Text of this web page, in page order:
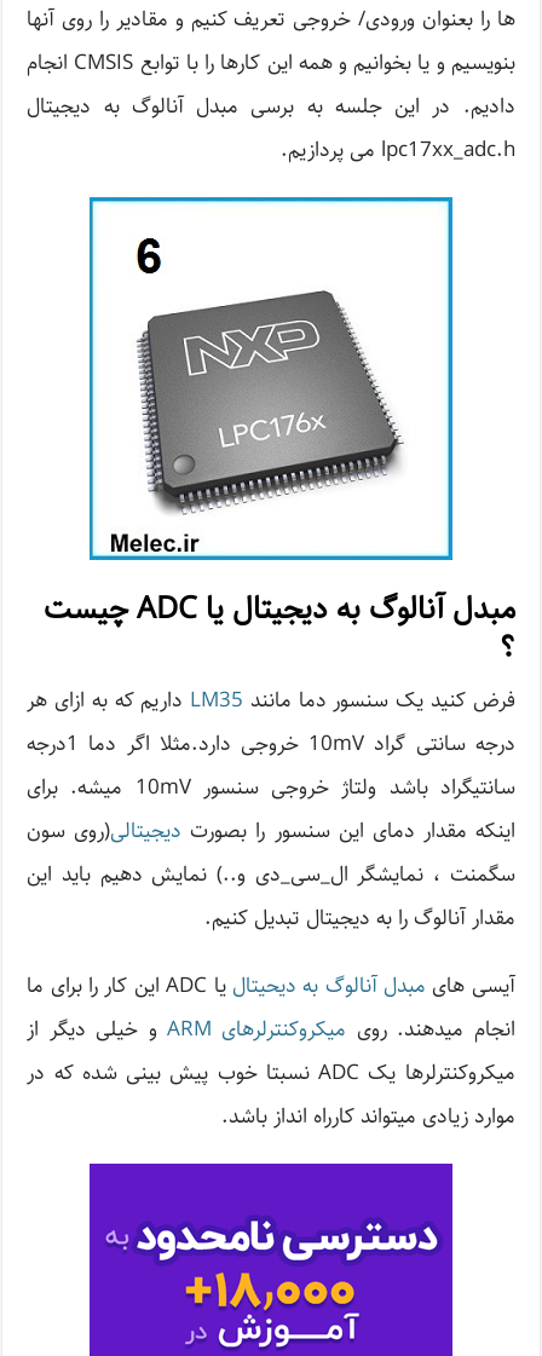
ها را بعنوان ورودی/ خروجی تعریف کنیم و مقادیر را روی آنها
بنویسیم و یا بخوانیم و همه این کارها را با توابع CMSIS انجام
دادیم. در این جلسه به برسی مبدل آنالوگ به دیجیتال
lpc17xx_adc.h می پردازیم.
مبدل آنالوگ به دیجیتال یا ADC چیست
؟
فرض کنید یک سنسور دما مانند LM35 داریم که به ازای هر
درجه سانتی گراد 10mV خروجی دارد.مثلا اگر دما 1درجه
سانتیگراد باشد ولتاژ خروجی سنسور 10mV میشه. برای
اینکه مقدار دمای این سنسور را بصورت دیجیتالی(روی سون
سگمنت ، نمایشگر ال_سی_دی و..) نمایش دهیم باید این
مقدار آنالوگ را به دیجیتال تبدیل کنیم.
آیسی های مبدل آنالوگ به دیحیتال
یا ADC این کار را برای ما
انجام میدهند. روی میکروکنترلرهای ARM
و خیلی دیگر از
میکروکنترلرها یک ADC نسبتا خوب پیش بینی شده که در
موارد زیادی میتواند کارراه انداز باشد.